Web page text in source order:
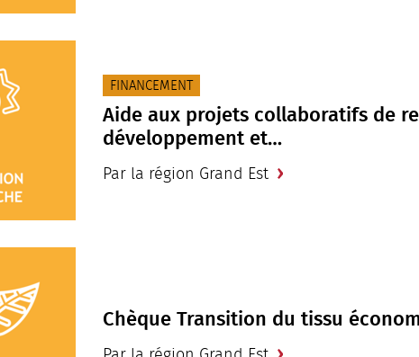
Aide aux projets collaboratifs de
développement et…
Par la région Grand Est
CATÉGORIE(S) :
FINANCEMENT
Chèque Transition du tissu